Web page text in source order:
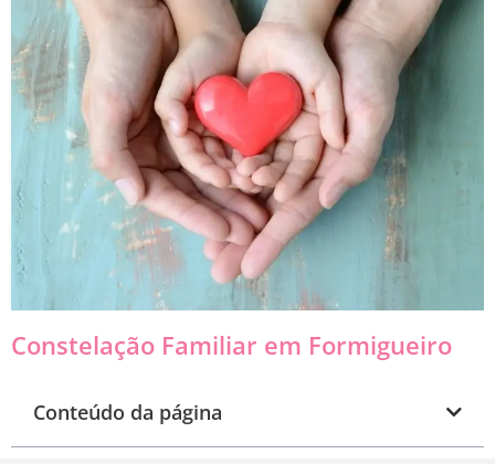
Constelação Familiar em Formigueiro
Conteúdo da página